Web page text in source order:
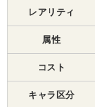
レアリティ
属性
コスト
キャラ区分